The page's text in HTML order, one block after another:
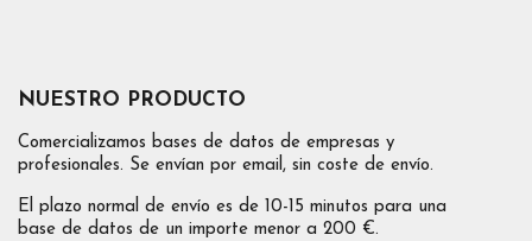
NUESTRO PRODUCTO
Comercializamos bases de datos de empresas y
profesionales. Se envían por email, sin coste de envío.
El plazo normal de envío es de 10-15 minutos para una
base de datos de un importe menor a 200 €.